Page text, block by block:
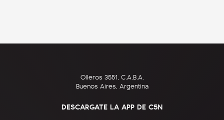
Olleros 3551, C.A.B.A.
Buenos Aires, Argentina
DESCARGATE LA APP DE C5N